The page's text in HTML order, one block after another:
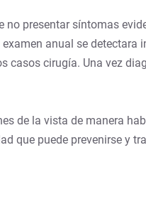
no presentar síntomas
anual se
casos cirugía. Una vez
de la vista de manera
que puede prevenirse y